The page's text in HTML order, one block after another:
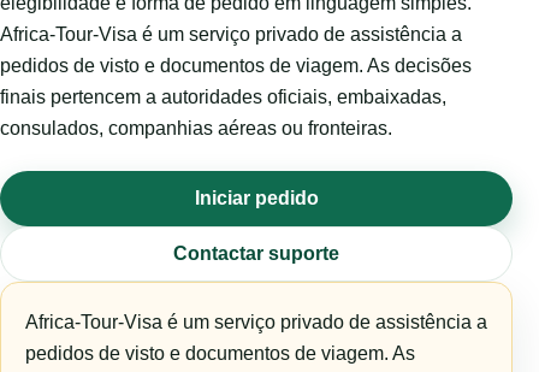
Africa-Tour-Visa é um serviço privado de assistência a
pedidos de visto e documentos de viagem. As decisões
finais pertencem a autoridades oficiais, embaixadas,
consulados, companhias aéreas ou fronteiras.
Iniciar pedido
Contactar suporte
Africa-Tour-Visa é um serviço privado de assistência a
pedidos de visto e documentos de viagem. As